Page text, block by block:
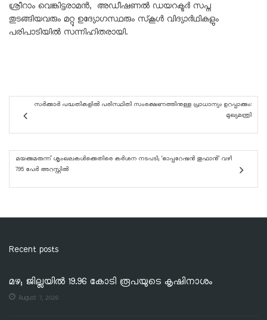
ശ്രീറാം വെങ്കിട്ടരാമൻ, അഡീഷണൽ ഡയറക്ടർ സപ്ന
തുടങ്ങിയവരും മറ്റു ഉദ്യോഗസ്ഥരും സ്‌കൂൾ വിദ്യാർഥികളും
പരിപാടിയിൽ സന്നിഹിതരായി.
സർക്കാർ പദ്ധതികളിൽ പരിസ്ഥിതി സംരക്ഷണത്തിനുള്ള പ്രാധാന്യം ഉറപ്പാക്കും:
മുഖ്യമന്ത്രി
മയക്കുമരുന്ന് ശൃംഖലകൾക്കെതിരെ കർശന നടപടി; ‘ഓപ്പറേഷൻ തൂഫാൻ’ വഴി
795 പേർ അറസ്റ്റിൽ
Recent posts
മഴ; ജില്ലയില്‍ 19.96 കോടി രൂപയുടെ കൃഷിനാശം
August 7, 2026